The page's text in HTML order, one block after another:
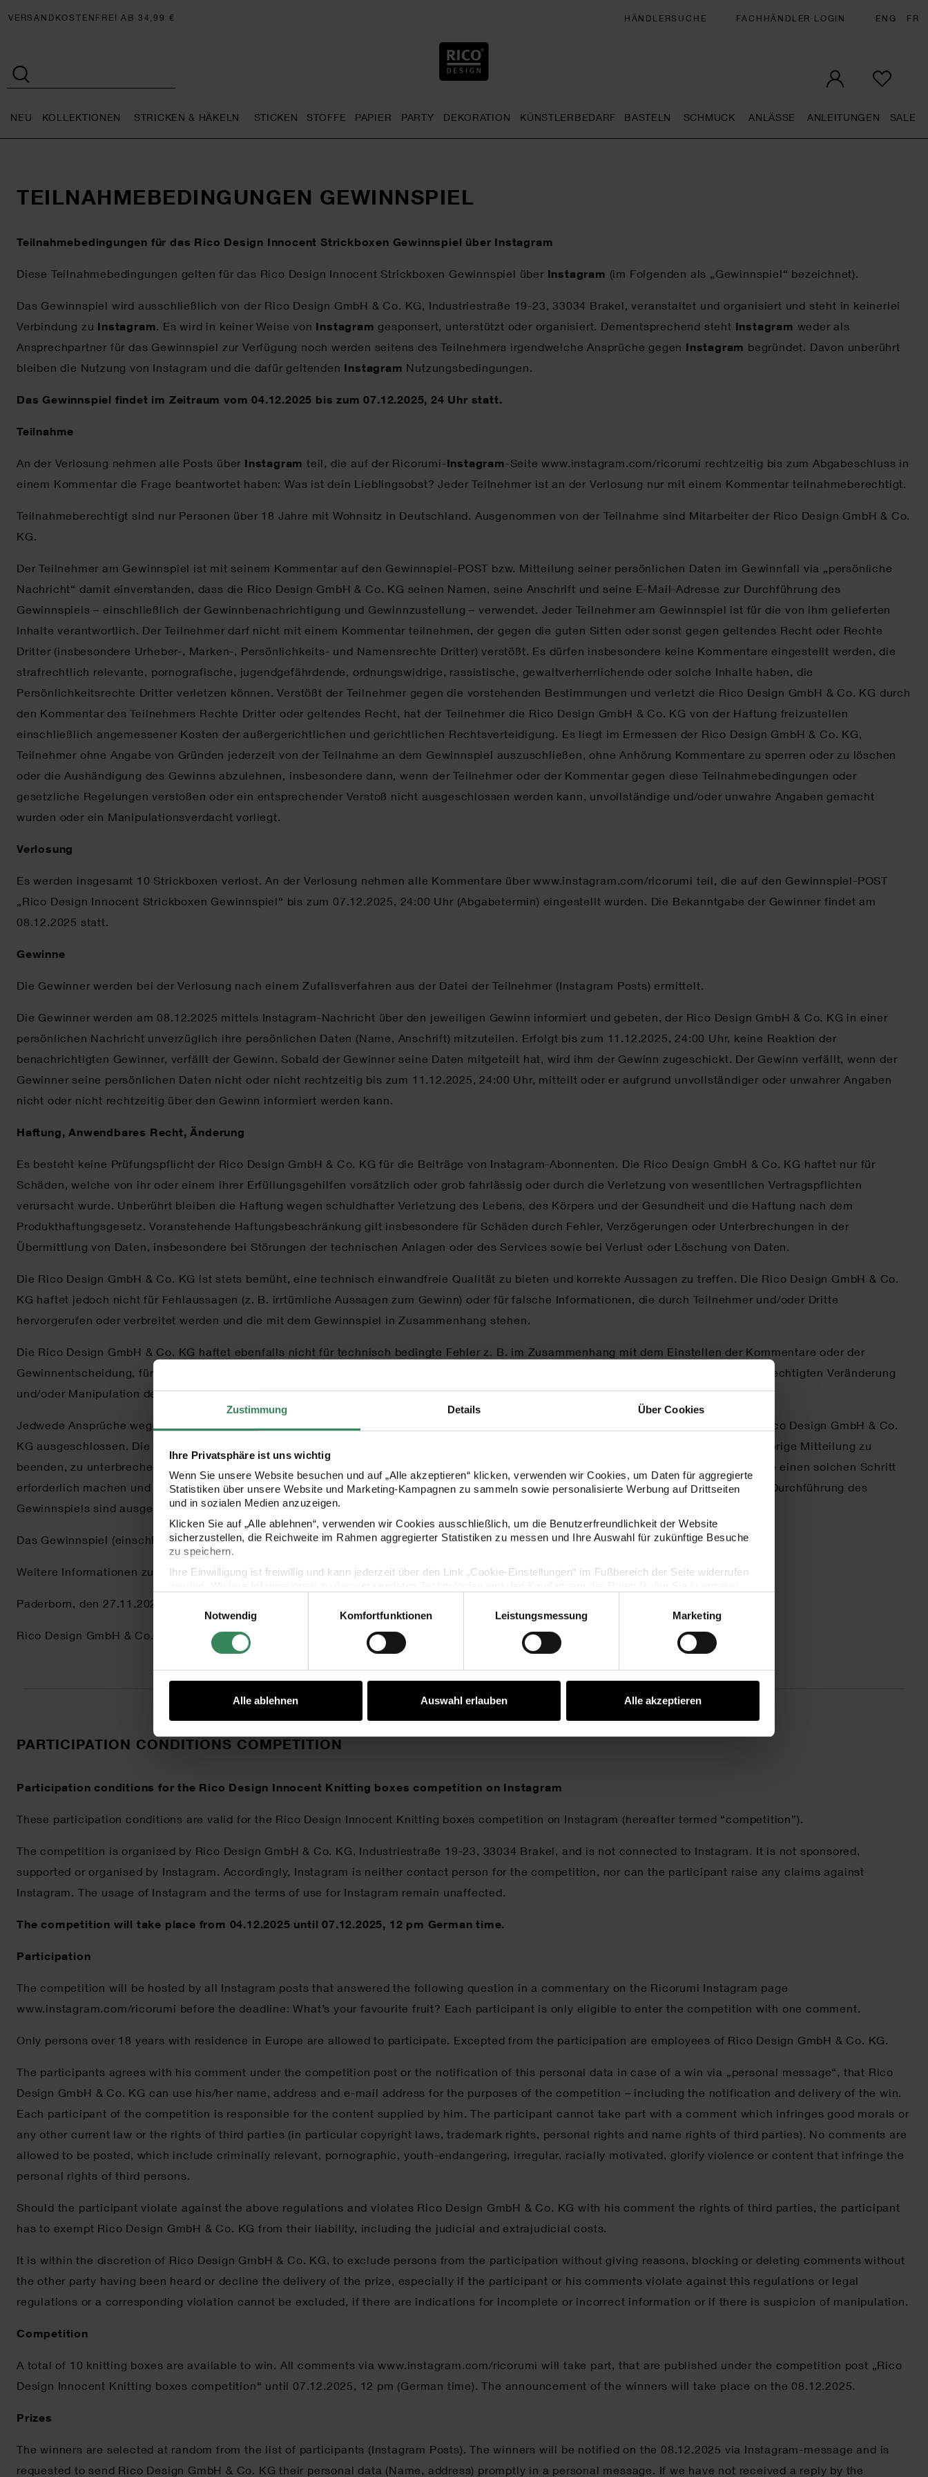
Zustimmung Details Über Cookies
Ihre Privatsphäre ist uns wichtig
Wenn Sie unsere Website besuchen und auf „Alle akzeptieren“ klicken, verwenden wir Cookies, um Daten für aggregierte
Statistiken über unsere Website und Marketing-Kampagnen zu sammeln sowie personalisierte Werbung auf Drittseiten
und in sozialen Medien anzuzeigen.
Klicken Sie auf „Alle ablehnen“, verwenden wir Cookies ausschließlich, um die Benutzerfreundlichkeit der Website
sicherzustellen, die Reichweite im Rahmen aggregierter Statistiken zu messen und Ihre Auswahl für zukünftige Besuche
zu speichern.
Ihre Einwilligung ist freiwillig und kann jederzeit über den Link „Cookie-Einstellungen“ im Fußbereich der Seite widerrufen
Impressum
Datenschutz Vertrag widerrufen
Einwilligungsauswahl
Notwendig
Komfortfunktionen Leistungsmessung Marketing
Alle ablehnen Auswahl erlauben Alle akzeptieren
VERSANDKOSTENFREI AB 34,99 € HÄNDLERSUCHE FACHHÄNDLER LOGIN ENG FR
NEU KOLLEKTIONEN STRICKEN & HÄKELN STICKEN STOFFE PAPIER PARTY DEKORATION KÜNSTLERBEDARF BASTELN SCHMUCK ANLÄSSE ANLEITUNGEN SALE
TEILNAHMEBEDINGUNGEN GEWINNSPIEL
Teilnahmebedingungen für das Rico Design Innocent Strickboxen Gewinnspiel über Instagram
Diese Teilnahmebedingungen gelten für das Rico Design Innocent Strickboxen Gewinnspiel über Instagram (im Folgenden als „Gewinnspiel“ bezeichnet).
Das Gewinnspiel wird ausschließlich von der Rico Design GmbH & Co. KG, Industriestraße 19-23, 33034 Brakel, veranstaltet und organisiert und steht in keinerlei
Verbindung zu Instagram. Es wird in keiner Weise von Instagram gesponsert, unterstützt oder organisiert. Dementsprechend steht Instagram weder als
Ansprechpartner für das Gewinnspiel zur Verfügung noch werden seitens des Teilnehmers irgendwelche Ansprüche gegen Instagram begründet. Davon unberührt
bleiben die Nutzung von Instagram und die dafür geltenden Instagram Nutzungsbedingungen.
Das Gewinnspiel findet im Zeitraum vom 04.12.2025 bis zum 07.12.2025, 24 Uhr statt.
Teilnahme
An der Verlosung nehmen alle Posts über Instagram teil, die auf der Ricorumi-Instagram-Seite www.instagram.com/ricorumi rechtzeitig bis zum Abgabeschluss in
einem Kommentar die Frage beantwortet haben: Was ist dein Lieblingsobst? Jeder Teilnehmer ist an der Verlosung nur mit einem Kommentar teilnahmeberechtigt.
Teilnahmeberechtigt sind nur Personen über 18 Jahre mit Wohnsitz in Deutschland. Ausgenommen von der Teilnahme sind Mitarbeiter der Rico Design GmbH & Co.
KG.
Der Teilnehmer am Gewinnspiel ist mit seinem Kommentar auf den Gewinnspiel-POST bzw. Mitteilung seiner persönlichen Daten im Gewinnfall via „persönliche
Nachricht“ damit einverstanden, dass die Rico Design GmbH & Co. KG seinen Namen, seine Anschrift und seine E-Mail-Adresse zur Durchführung des
Gewinnspiels – einschließlich der Gewinnbenachrichtigung und Gewinnzustellung – verwendet. Jeder Teilnehmer am Gewinnspiel ist für die von ihm gelieferten
Inhalte verantwortlich. Der Teilnehmer darf nicht mit einem Kommentar teilnehmen, der gegen die guten Sitten oder sonst gegen geltendes Recht oder Rechte
Dritter (insbesondere Urheber-, Marken-, Persönlichkeits- und Namensrechte Dritter) verstößt. Es dürfen insbesondere keine Kommentare eingestellt werden, die
strafrechtlich relevante, pornografische, jugendgefährdende, ordnungswidrige, rassistische, gewaltverherrlichende oder solche Inhalte haben, die
Persönlichkeitsrechte Dritter verletzen können. Verstößt der Teilnehmer gegen die vorstehenden Bestimmungen und verletzt die Rico Design GmbH & Co. KG durch
den Kommentar des Teilnehmers Rechte Dritter oder geltendes Recht, hat der Teilnehmer die Rico Design GmbH & Co. KG von der Haftung freizustellen
einschließlich angemessener Kosten der außergerichtlichen und gerichtlichen Rechtsverteidigung. Es liegt im Ermessen der Rico Design GmbH & Co. KG,
Teilnehmer ohne Angabe von Gründen jederzeit von der Teilnahme an dem Gewinnspiel auszuschließen, ohne Anhörung Kommentare zu sperren oder zu löschen
oder die Aushändigung des Gewinns abzulehnen, insbesondere dann, wenn der Teilnehmer oder der Kommentar gegen diese Teilnahmebedingungen oder
gesetzliche Regelungen verstoßen oder ein entsprechender Verstoß nicht ausgeschlossen werden kann, unvollständige und/oder unwahre Angaben gemacht
wurden oder ein Manipulationsverdacht vorliegt.
Verlosung
Es werden insgesamt 10 Strickboxen verlost. An der Verlosung nehmen alle Kommentare über www.instagram.com/ricorumi teil, die auf den Gewinnspiel-POST
„Rico Design Innocent Strickboxen Gewinnspiel“ bis zum 07.12.2025, 24:00 Uhr (Abgabetermin) eingestellt wurden. Die Bekanntgabe der Gewinner findet am
08.12.2025 statt.
Gewinne
Die Gewinner werden bei der Verlosung nach einem Zufallsverfahren aus der Datei der Teilnehmer (Instagram Posts) ermittelt.
Die Gewinner werden am 08.12.2025 mittels Instagram-Nachricht über den jeweiligen Gewinn informiert und gebeten, der Rico Design GmbH & Co. KG in einer
persönlichen Nachricht unverzüglich ihre persönlichen Daten (Name, Anschrift) mitzuteilen. Erfolgt bis zum 11.12.2025, 24:00 Uhr, keine Reaktion der
benachrichtigten Gewinner, verfällt der Gewinn. Sobald der Gewinner seine Daten mitgeteilt hat, wird ihm der Gewinn zugeschickt. Der Gewinn verfällt, wenn der
Gewinner seine persönlichen Daten nicht oder nicht rechtzeitig bis zum 11.12.2025, 24:00 Uhr, mitteilt oder er aufgrund unvollständiger oder unwahrer Angaben
nicht oder nicht rechtzeitig über den Gewinn informiert werden kann.
Haftung, Anwendbares Recht, Änderung
Es besteht keine Prüfungspflicht der Rico Design GmbH & Co. KG für die Beiträge von Instagram-Abonnenten. Die Rico Design GmbH & Co. KG haftet nur für
Schäden, welche von ihr oder einem ihrer Erfüllungsgehilfen vorsätzlich oder grob fahrlässig oder durch die Verletzung von wesentlichen Vertragspflichten
verursacht wurde. Unberührt bleiben die Haftung wegen schuldhafter Verletzung des Lebens, des Körpers und der Gesundheit und die Haftung nach dem
Produkthaftungsgesetz. Voranstehende Haftungsbeschränkung gilt insbesondere für Schäden durch Fehler, Verzögerungen oder Unterbrechungen in der
Übermittlung von Daten, insbesondere bei Störungen der technischen Anlagen oder des Services sowie bei Verlust oder Löschung von Daten.
Die Rico Design GmbH & Co. KG ist stets bemüht, eine technisch einwandfreie Qualität zu bieten und korrekte Aussagen zu treffen. Die Rico Design GmbH & Co.
KG haftet jedoch nicht für Fehlaussagen (z. B. irrtümliche Aussagen zum Gewinn) oder für falsche Informationen, die durch Teilnehmer und/oder Dritte
hervorgerufen oder verbreitet werden und die mit dem Gewinnspiel in Zusammenhang stehen.
Die Rico Design GmbH & Co. KG haftet ebenfalls nicht für technisch bedingte Fehler z. B. im Zusammenhang mit dem Einstellen der Kommentare oder der
Gewinnentscheidung, für Diebstahl oder die Zerstörung der die Daten speichernden Systeme und/oder Speichermedien oder bei der unberechtigten Veränderung
und/oder Manipulation der Daten in den Systemen und/oder auf den Speichermedien durch die Teilnehmer oder Dritte.
Jedwede Ansprüche wegen des Ausschlusses vom Gewinnspiel und der Sperrung oder Löschung von Kommentaren sind gegenüber der Rico Design GmbH & Co.
KG ausgeschlossen. Die Rico Design GmbH & Co. KG behält sich das Recht vor, das Gewinnspiel nach eigenem Ermessen und ohne vorherige Mitteilung zu
beenden, zu unterbrechen oder zu ändern und/oder die Teilnahmebedingungen und/oder die Preise zu ändern, falls eingetretene Umstände einen solchen Schritt
erforderlich machen und dieser für die Teilnehmer zumutbar ist. Ansprüche auf Schadenersatz wegen Nichtdurchführung oder geänderter Durchführung des
Gewinnspiels sind ausgeschlossen.
Das Gewinnspiel (einschließlich dieser Teilnahmebedingungen) unterliegt deutschem Recht. Der Rechtsweg ist ausgeschlossen.
Weitere Informationen zur Verarbeitung Ihrer Daten finden Sie unterhttps://www.rico-design.com/rechtliches/datenschutz/.
Paderborn, den 27.11.2025
Rico Design GmbH & Co. KG
PARTICIPATION CONDITIONS COMPETITION
Participation conditions for the Rico Design Innocent Knitting boxes competition on Instagram
These participation conditions are valid for the Rico Design Innocent Knitting boxes competition on Instagram (hereafter termed “competition”).
The competition is organised by Rico Design GmbH & Co. KG, Industriestraße 19-23, 33034 Brakel, and is not connected to Instagram. It is not sponsored,
supported or organised by Instagram. Accordingly, Instagram is neither contact person for the competition, nor can the participant raise any claims against
Instagram. The usage of Instagram and the terms of use for Instagram remain unaffected.
The competition will take place from 04.12.2025 until 07.12.2025, 12 pm German time.
Participation
The competition will be hosted by all Instagram posts that answered the following question in a commentary on the Ricorumi Instagram page
www.instagram.com/ricorumi before the deadline: What’s your favourite fruit? Each participant is only eligible to enter the competition with one comment.
Only persons over 18 years with residence in Europe are allowed to participate. Excepted from the participation are employees of Rico Design GmbH & Co. KG.
The participants agrees with his comment under the competition post or the notification of this personal data in case of a win via „personal message“, that Rico
Design GmbH & Co. KG can use his/her name, address and e-mail address for the purposes of the competition – including the notification and delivery of the win.
Each participant of the competition is responsible for the content supplied by him. The participant cannot take part with a comment which infringes good morals or
any other current law or the rights of third parties (in particular copyright laws, trademark rights, personal rights and name rights of third parties). No comments are
allowed to be posted, which include criminally relevant, pornographic, youth-endangering, irregular, racially motivated, glorify violence or content that infringe the
personal rights of third persons.
Should the participant violate against the above regulations and violates Rico Design GmbH & Co. KG with his comment the rights of third parties, the participant
has to exempt Rico Design GmbH & Co. KG from their liability, including the judicial and extrajudicial costs.
It is within the discretion of Rico Design GmbH & Co. KG, to exclude persons from the participation without giving reasons, blocking or deleting comments without
the other party having been heard or decline the delivery of the prize, especially if the participant or his comments violate against this regulations or legal
regulations or a corresponding violation cannot be excluded, if there are indications for incomplete or incorrect information or if there is suspicion of manipulation.
Competition
A total of 10 knitting boxes are available to win. All comments via www.instagram.com/ricorumi will take part, that are published under the competition post „Rico
Design Innocent Knitting boxes competition“ until 07.12.2025, 12 pm (German time). The announcement of the winners will take place on the 08.12.2025.
Prizes
The winners are selected at random from the list of participants (Instagram Posts). The winners will be notified on the 08.12.2025 via Instagram-message and is
requested to send Rico Design GmbH & Co. KG their personal data (Name, address) promptly in a personal message. If we have not received a reply by the